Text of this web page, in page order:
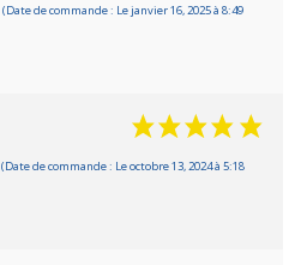
(Date de commande : Le janvier 16, 2025 à 8:49
(Date de commande : Le octobre 13, 2024 à 5:18